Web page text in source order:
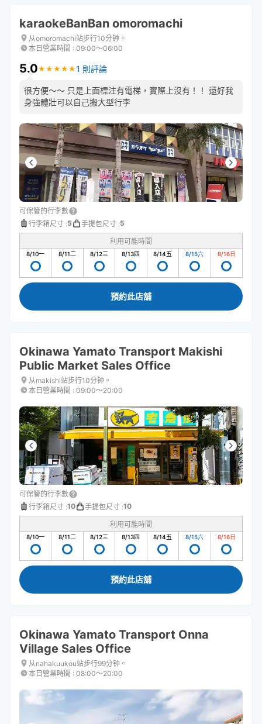
karaokeBanBan omoromachi
从omoromachi站步行10分钟。
本日營業時間 : 09:00〜06:00
5.0★ ★ ★ ★ ★
★ ★ ★ ★ ★1 則評論
很方便～～ 只是上面標注有電梯，實際上沒有！！ 還好我
身強體壯可以自己搬大型行李
可保管的行李數
行李箱尺寸 :5 手提包尺寸 :5
利用可能時間
8/10一 8/11二 8/12三 8/13四 8/14五 8/15六 8/16日
預約此店舖
Okinawa Yamato Transport Makishi
Public Market Sales Office
从makishi站步行10分钟。
本日營業時間 : 09:00〜20:00
可保管的行李數
行李箱尺寸 :10 手提包尺寸 :10
利用可能時間
8/10一 8/11二 8/12三 8/13四 8/14五 8/15六 8/16日
預約此店舖
Okinawa Yamato Transport Onna
Village Sales Office
从nahakuukou站步行99分钟。
本日營業時間 : 08:00〜20:00